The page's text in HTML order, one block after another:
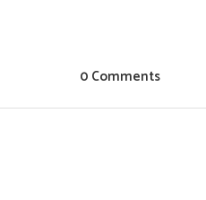
0 Comments